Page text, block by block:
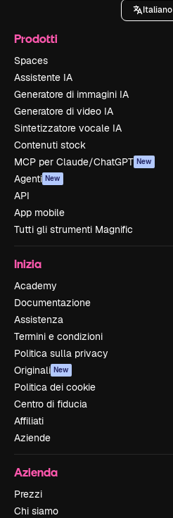
Italiano
Prodotti
Spaces
Assistente IA
Generatore di immagini IA
Generatore di video IA
Sintetizzatore vocale IA
Contenuti stock
MCP per Claude/ChatGPT New
Agenti New
API
App mobile
Tutti gli strumenti Magnific
Inizia
Academy
Documentazione
Assistenza
Termini e condizioni
Politica sulla privacy
Originali New
Politica dei cookie
Centro di fiducia
Affiliati
Aziende
Azienda
Prezzi
Chi siamo